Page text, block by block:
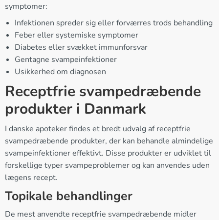
symptomer:
Infektionen spreder sig eller forværres trods behandling
Feber eller systemiske symptomer
Diabetes eller svækket immunforsvar
Gentagne svampeinfektioner
Usikkerhed om diagnosen
Receptfrie svampedræbende
produkter i Danmark
I danske apoteker findes et bredt udvalg af receptfrie
svampedræbende produkter, der kan behandle almindelige
svampeinfektioner effektivt. Disse produkter er udviklet til
forskellige typer svampeproblemer og kan anvendes uden
lægens recept.
Topikale behandlinger
De mest anvendte receptfrie svampedræbende midler